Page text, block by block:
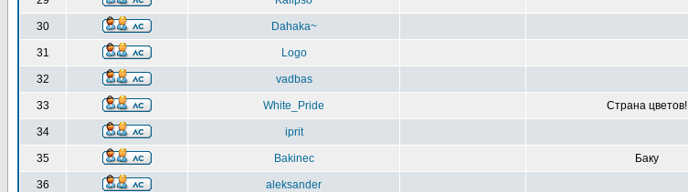
30 Dahaka~
31 Logo
32 vadbas
33 White_Pride Страна цветов!
34 iprit
35 Bakinec Баку
36 aleksander